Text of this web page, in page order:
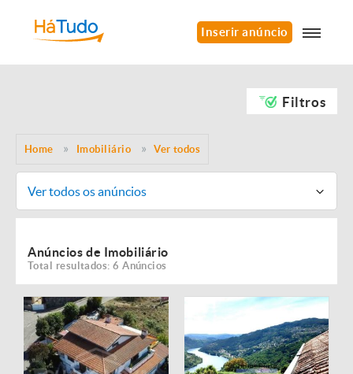
Inserir anúncio
Filtros
Home Imobiliário Ver todos
Ver todos os anúncios
Anúncios de Imobiliário
Total resultados: 6 Anúncios